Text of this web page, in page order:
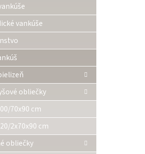
vankúše
obliečky
70x90 cm
2x70x90 cm
obliečky